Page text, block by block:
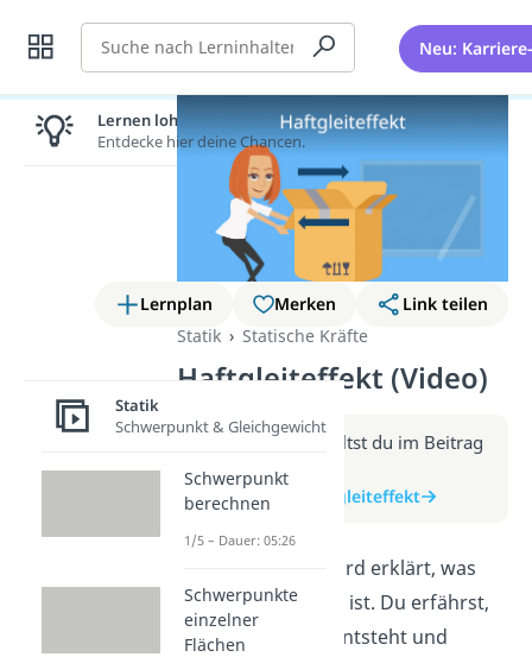
Suche Neu:
Lernplan Merken
Link teilen
Statik
Statische Kräfte
Haftgleiteffekt (Video)
Weitere Infos erhältst du im Beitrag
zum Video
zum Beitrag: Haftgleiteffekt
In diesem Video wird erklärt, was
der Haftgleiteffekt ist. Du erfährst,
wie dieser Effekt entsteht und
Lernen lohnt sich!
Entdecke hier deine Chancen.
Statik
Schwerpunkt & Gleichgewicht
Schwerpunkt
berechnen
1/5 – Dauer: 05:26
Schwerpunkte
einzelner
Flächen